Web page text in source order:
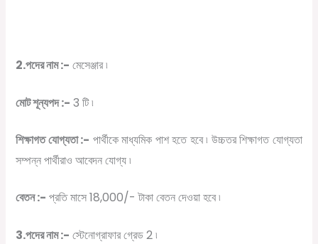
2.পদের নাম :- মেসেঞ্জার ৷
মোট শূন্যপদ :- 3 টি ৷
শিক্ষাগত যোগ্যতা :- পার্থীকে মাধ্যমিক পাশ হতে হবে ৷ উচ্চতর শিক্ষাগত যোগ্যতা
সম্পন্ন পার্থীরাও আবেদন যোগ্য ৷
বেতন :- প্রতি মাসে 18,000/- টাকা বেতন দেওয়া হবে ৷
3.পদের নাম :- স্টেনোগ্রাফার গ্রেড 2 ৷